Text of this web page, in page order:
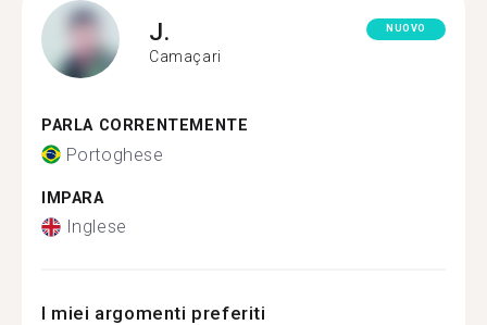
J.
Camaçari
NUOVO
PARLA CORRENTEMENTE
Portoghese
IMPARA
Inglese
I miei argomenti preferiti